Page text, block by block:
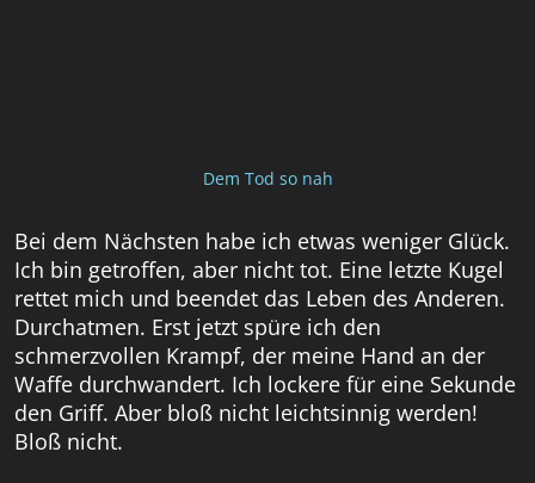
Dem Tod so nah
Bei dem Nächsten habe ich etwas weniger Glück.
Ich bin getroffen, aber nicht tot. Eine letzte Kugel
rettet mich und beendet das Leben des Anderen.
Durchatmen. Erst jetzt spüre ich den
schmerzvollen Krampf, der meine Hand an der
Waffe durchwandert. Ich lockere für eine Sekunde
den Griff. Aber bloß nicht leichtsinnig werden!
Bloß nicht.